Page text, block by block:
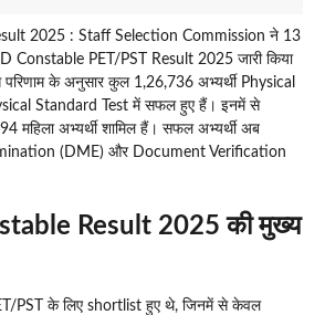
2025 : Staff Selection Commission ने 13
Constable PET/PST Result 2025 जारी किया
के अनुसार कुल 1,26,736 अभ्यर्थी Physical
Standard Test में सफल हुए हैं। इनमें से
महिला अभ्यर्थी शामिल हैं। सफल अभ्यर्थी अब
(DME) और Document Verification
Result 2025 की मुख्य
PST के लिए shortlist हुए थे, जिनमें से केवल